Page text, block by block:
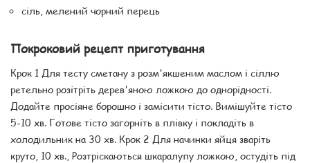
сіль, мелений чорний перець
Покроковий рецепт приготування
Крок 1 Для тесту сметану з розм'якшеним маслом і сіллю
ретельно розітріть дерев'яною ложкою до однорідності.
Додайте просіяне борошно і замісити тісто. Вимішуйте тісто
5-10 хв. Готове тісто загорніть в плівку і покладіть в
холодильник на 30 хв. Крок 2 Для начинки яйця зваріть
круто, 10 хв., Розтріскаються шкаралупу ложкою, остудіть під